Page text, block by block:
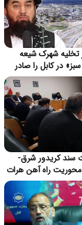
تخلیه شهرک شیعه
در کابل را صادر
سند کریدور شرق-
محوریت راه آهن هرات